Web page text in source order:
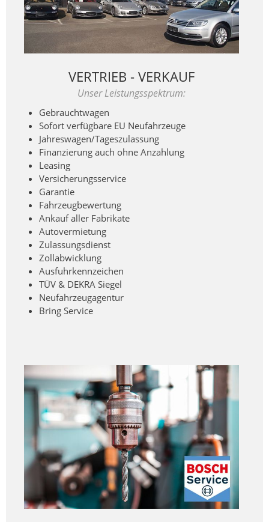
VERTRIEB - VERKAUF
Unser Leistungsspektrum:
Gebrauchtwagen
Sofort verfügbare EU Neufahrzeuge
Jahreswagen/Tageszulassung
Finanzierung auch ohne Anzahlung
Leasing
Versicherungsservice
Garantie
Fahrzeugbewertung
Ankauf aller Fabrikate
Autovermietung
Zulassungsdienst
Zollabwicklung
Ausfuhrkennzeichen
TÜV & DEKRA Siegel
Neufahrzeugagentur
Bring Service